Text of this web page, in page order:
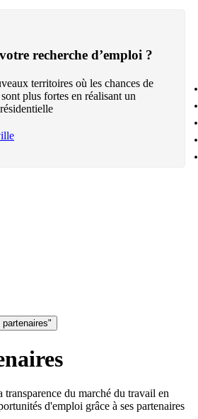
recherche d’emploi ?
territoires où les chances de
plus fortes en réalisant un
du marché du travail en
d'emploi grâce à ses partenaires